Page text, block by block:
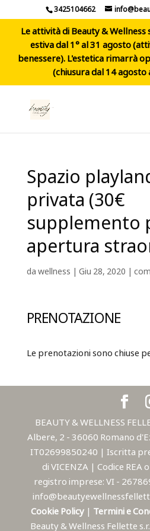
3425104662
Le attività di Beauty &
estiva dal 1° al 31 agosto
benessere). L'estetica rimarrà
(chiusura dal 14
Spazio
privata (30€
supplemento
apertura
dawellness | Giu 28, 2020 |
PRENOTAZIONE
Le prenotazioni sono chiuse
BEAUTY & WELLNESS
Albere, 2 - 36060 Romano
IT02699850240 | Iscritta
di VICENZA | Codice REA
registro imprese: VI -
Cookie Policy | Termini e
Beauty & Wellness Fellette